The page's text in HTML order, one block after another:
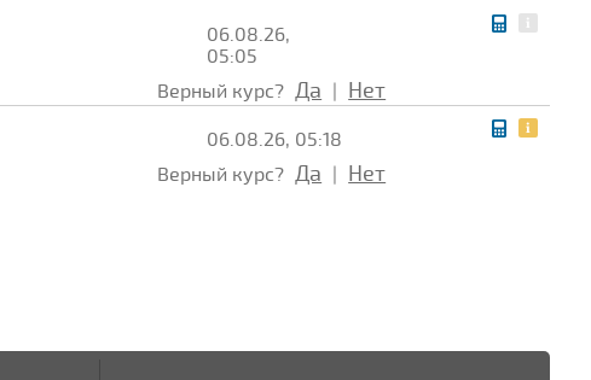
06.08.26,
05:05
Верный курс? Да Нет
06.08.26, 05:18
Верный курс? Да Нет